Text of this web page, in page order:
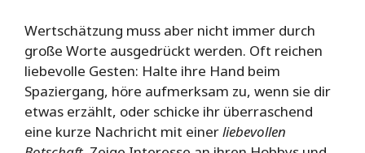
Wertschätzung muss aber nicht immer durch
große Worte ausgedrückt werden. Oft reichen
liebevolle Gesten: Halte ihre Hand beim
Spaziergang, höre aufmerksam zu, wenn sie dir
etwas erzählt, oder schicke ihr überraschend
eine kurze Nachricht mit einerliebevollen